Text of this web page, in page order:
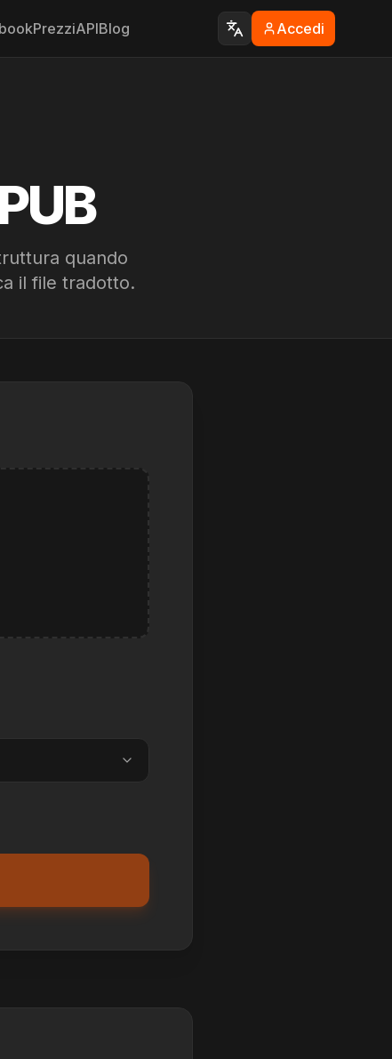
PrezziAPIBlog Accedi
quando
il file tradotto.